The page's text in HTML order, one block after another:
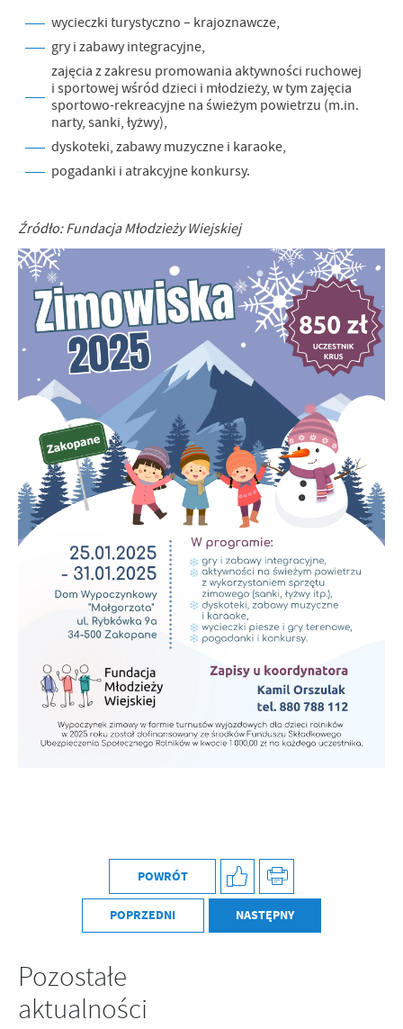
wycieczki turystyczno – krajoznawcze,
gry i zabawy integracyjne,
zajęcia z zakresu promowania aktywności ruchowej
i sportowej wśród dzieci i młodzieży, w tym zajęcia
sportowo-rekreacyjne na świeżym powietrzu (m.in.
narty, sanki, łyżwy),
dyskoteki, zabawy muzyczne i karaoke,
pogadanki i atrakcyjne konkursy.
Źródło: Fundacja Młodzieży Wiejskiej
POWRÓT
POPRZEDNI NASTĘPNY
Pozostałe
aktualności